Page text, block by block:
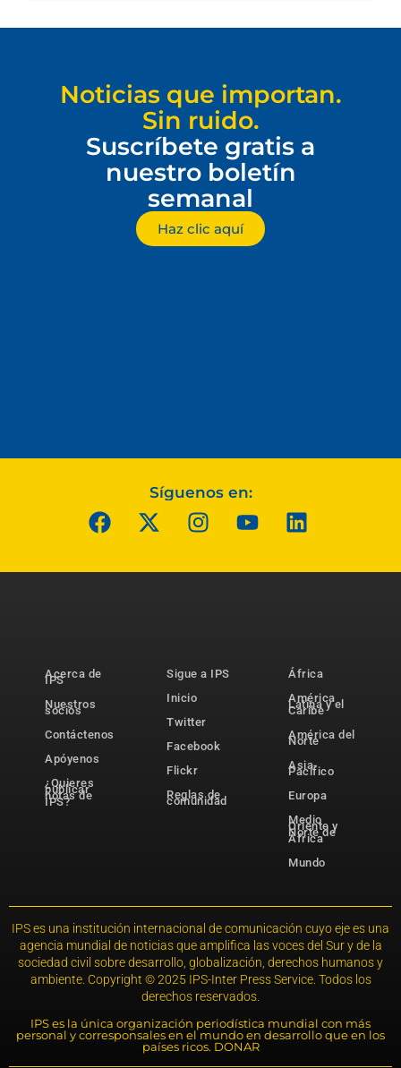
Noticias que importan.
Sin ruido.
Suscríbete gratis a
nuestro boletín
semanal
Haz clic aquí
Síguenos en:
Acerca de
IPS
Nuestros
socios
Contáctenos
Apóyenos
¿Quieres
publicar
notas de
IPS?
Sigue a IPS
Inicio
Twitter
Facebook
Flickr
Reglas de
comunidad
África
América
Latina y el
Caribe
América del
Norte
Asia-
Pacífico
Europa
Medio
Oriente y
Norte de
África
Mundo
IPS es una institución internacional de comunicación cuyo eje es una
agencia mundial de noticias que amplifica las voces del Sur y de la
sociedad civil sobre desarrollo, globalización, derechos humanos y
ambiente. Copyright © 2025 IPS-Inter Press Service. Todos los
derechos reservados.
IPS es la única organización periodística mundial con más
personal y corresponsales en el mundo en desarrollo que en los
países ricos. DONAR